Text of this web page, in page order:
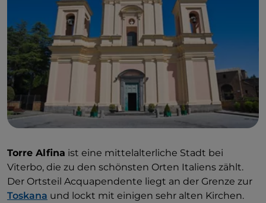
Torre Alfina ist eine mittelalterliche Stadt bei
Viterbo, die zu den schönsten Orten Italiens zählt.
Der Ortsteil Acquapendente liegt an der Grenze zur
Toskana und lockt mit einigen sehr alten Kirchen.